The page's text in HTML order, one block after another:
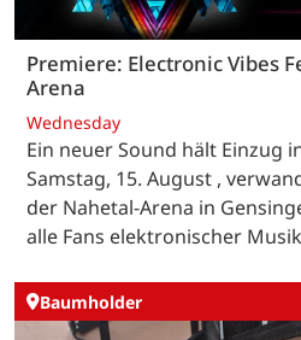
Premiere: Electronic Vibes
Arena
Wednesday
Ein neuer Sound hält Einzug
Samstag, 15. August ,
der Nahetal-Arena in
alle Fans elektronischer
Baumholder